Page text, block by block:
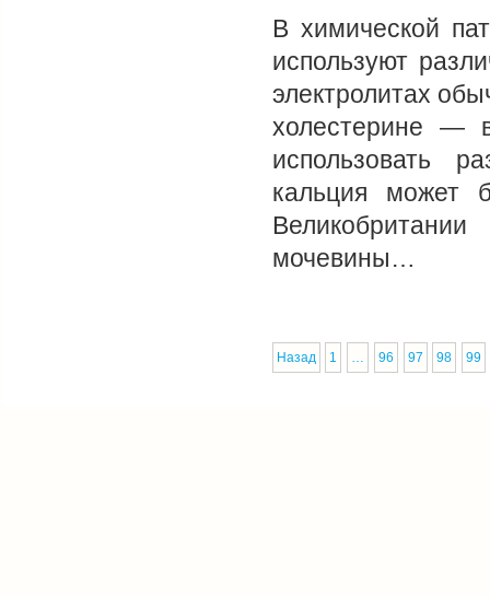
В химической
используют
электролитах
холестерине —
использовать
кальция может
мочевины…
Назад 1 … 96 97 98 99